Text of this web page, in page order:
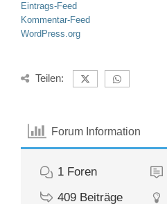
Eintrags-Feed
Kommentar-Feed
WordPress.org
Teilen:
Forum Information
1 Foren
409 Beiträge